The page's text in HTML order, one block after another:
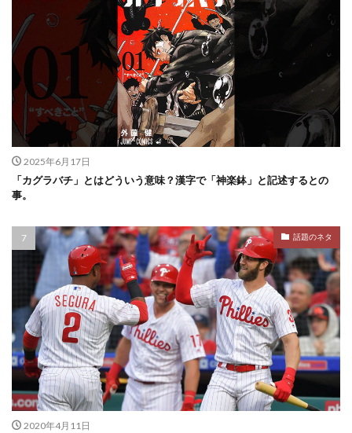
2025年6月17日
「カグラバチ」とはどういう意味？漢字で「神楽鉢」と記述するとの
事。
話題のネタ
2020年4月11日